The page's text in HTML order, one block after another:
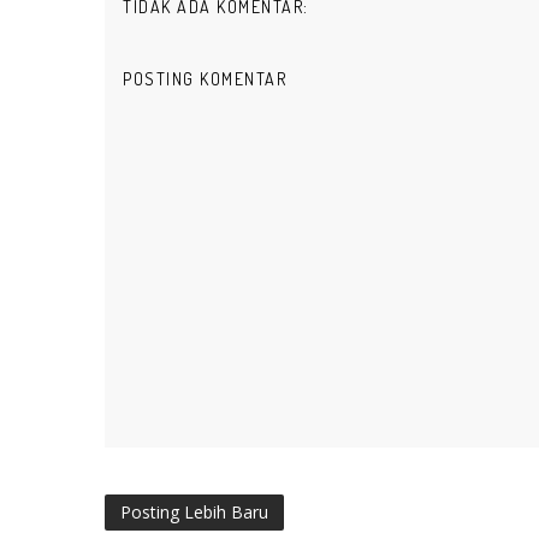
TIDAK ADA KOMENTAR:
POSTING KOMENTAR
Posting Lebih Baru